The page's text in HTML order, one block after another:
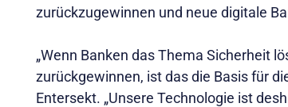
zurückzugewinnen und neue digitale
„Wenn Banken das Thema Sicherheit
zurückgewinnen, ist das die Basis für
Entersekt. „Unsere Technologie ist